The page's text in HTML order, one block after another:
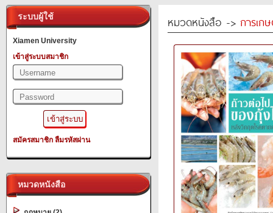
ระบบผู้ใช้
Xiamen University
เข้าสู่ระบบสมาชิก
สมัครสมาชิก ลืมรหัสผ่าน
หมวดหนังสือ
หมวดหนังสือ -> การเก